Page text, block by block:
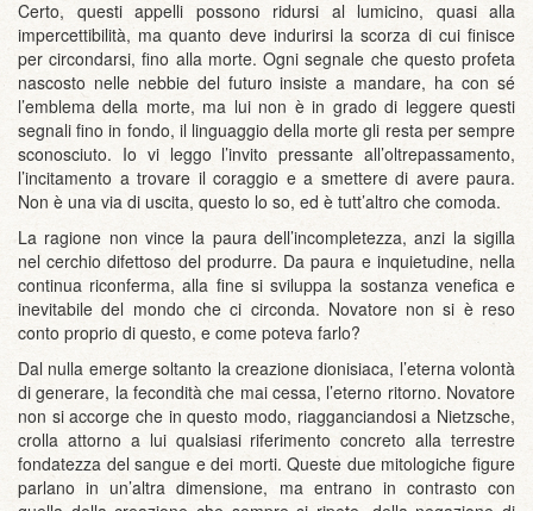
Certo, questi appelli possono ridursi al lumicino, quasi alla
impercettibilità, ma quanto deve indurirsi la scorza di cui finisce
per circondarsi, fino alla morte. Ogni segnale che questo profeta
nascosto nelle nebbie del futuro insiste a mandare, ha con sé
l’emblema della morte, ma lui non è in grado di leggere questi
segnali fino in fondo, il linguaggio della morte gli resta per sempre
sconosciuto. Io vi leggo l’invito pressante all’oltrepassamento,
l’incitamento a trovare il coraggio e a smettere di avere paura.
Non è una via di uscita, questo lo so, ed è tutt’altro che comoda.
La ragione non vince la paura dell’incompletezza, anzi la sigilla
nel cerchio difettoso del produrre. Da paura e inquietudine, nella
continua riconferma, alla fine si sviluppa la sostanza venefica e
inevitabile del mondo che ci circonda. Novatore non si è reso
conto proprio di questo, e come poteva farlo?
Dal nulla emerge soltanto la creazione dionisiaca, l’eterna volontà
di generare, la fecondità che mai cessa, l’eterno ritorno. Novatore
non si accorge che in questo modo, riagganciandosi a Nietzsche,
crolla attorno a lui qualsiasi riferimento concreto alla terrestre
fondatezza del sangue e dei morti. Queste due mitologiche figure
parlano in un’altra dimensione, ma entrano in contrasto con